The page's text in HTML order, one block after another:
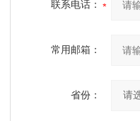
联系电话：
常用邮箱：
省份：